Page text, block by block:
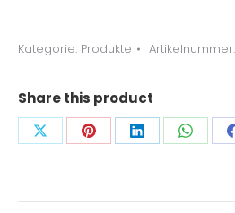
Kategorie: Produkte Artikelnummer:
Share this product
Share Share Share Share